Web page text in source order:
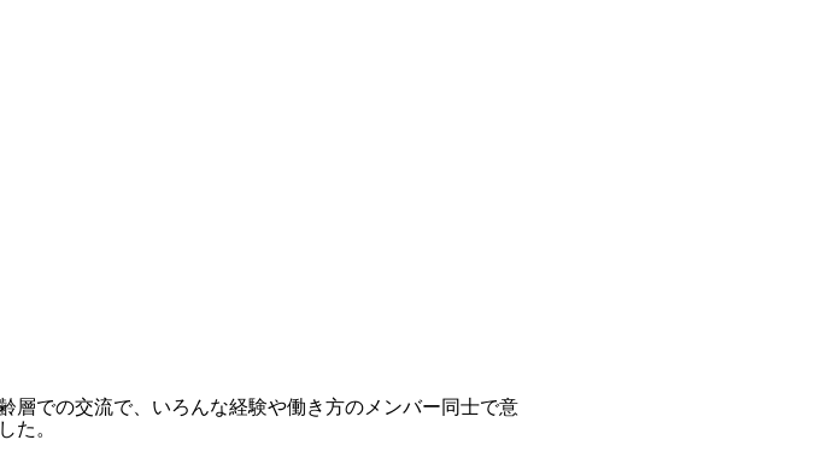
層での交流で、いろんな経験や働き方のメンバー同士で意
た。